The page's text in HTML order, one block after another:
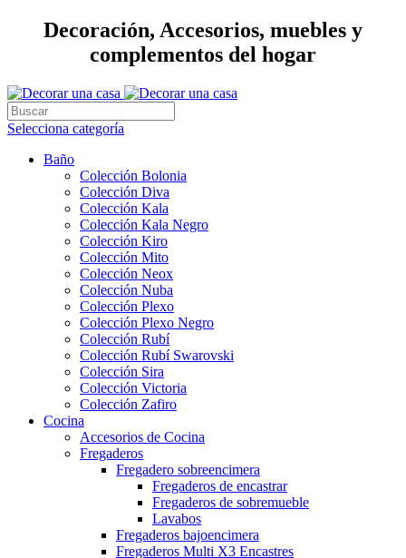
Decoración, Accesorios, muebles y
complementos del hogar
Selecciona categoría
Baño
Colección Bolonia
Colección Diva
Colección Kala
Colección Kala Negro
Colección Kiro
Colección Mito
Colección Neox
Colección Nuba
Colección Plexo
Colección Plexo Negro
Colección Rubí
Colección Rubí Swarovski
Colección Sira
Colección Victoria
Colección Zafiro
Cocina
Accesorios de Cocina
Fregaderos
Fregadero sobreencimera
Fregaderos de encastrar
Fregaderos de sobremueble
Lavabos
Fregaderos bajoencimera
Fregaderos Multi X3 Encastres